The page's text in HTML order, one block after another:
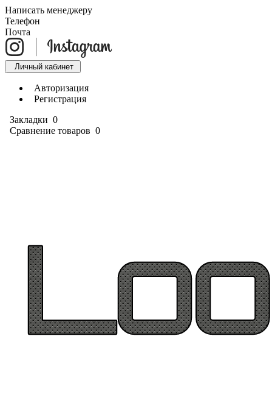
Написать менеджеру
Телефон
Почта
Личный кабинет
Авторизация
Регистрация
Закладки 0
Сравнение товаров 0